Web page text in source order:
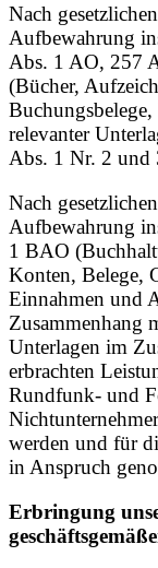
Nach
Aufbewahrung
Abs. 1 AO, 257
(Bücher,
relevanter
Abs. 1 Nr. 2 und
Nach
Aufbewahrung
1 BAO
Konten, Belege,
Einnahmen und
Zusammenhang
Unterlagen im
erbrachten
Rundfunk- und
werden und für
in Anspruch
Erbringung